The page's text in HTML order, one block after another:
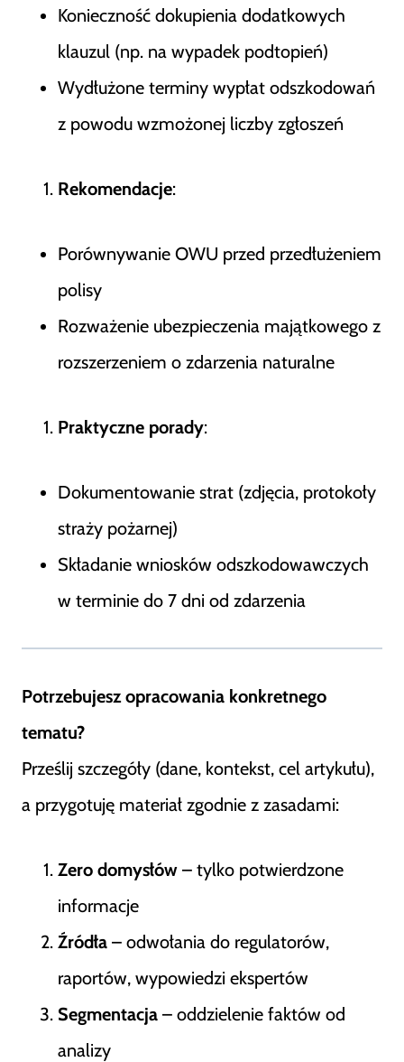
Konieczność dokupienia dodatkowych
klauzul (np. na wypadek podtopień)
Wydłużone terminy wypłat odszkodowań
z powodu wzmożonej liczby zgłoszeń
Rekomendacje:
Porównywanie OWU przed przedłużeniem
polisy
Rozważenie ubezpieczenia majątkowego z
rozszerzeniem o zdarzenia naturalne
Praktyczne porady:
Dokumentowanie strat (zdjęcia, protokoły
straży pożarnej)
Składanie wniosków odszkodowawczych
w terminie do 7 dni od zdarzenia
Potrzebujesz opracowania konkretnego
tematu?
Prześlij szczegóły (dane, kontekst, cel artykułu),
a przygotuję materiał zgodnie z zasadami:
Zero domysłów – tylko potwierdzone
informacje
Źródła – odwołania do regulatorów,
raportów, wypowiedzi ekspertów
Segmentacja – oddzielenie faktów od
analizy